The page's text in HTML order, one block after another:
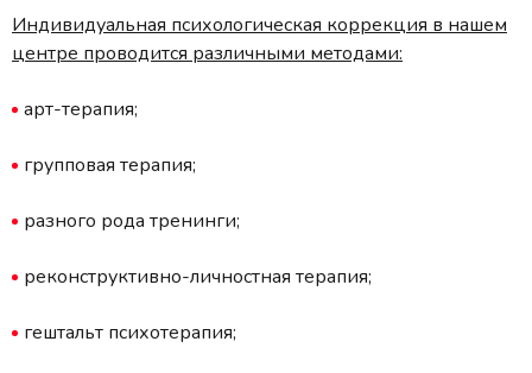
Индивидуальная психологическая коррекция в нашем
центре проводится различными методами:
арт-терапия;
групповая терапия;
разного рода тренинги;
реконструктивно-личностная терапия;
гештальт психотерапия;